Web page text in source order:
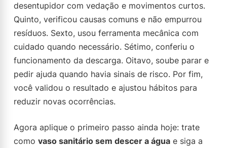
desentupidor com vedação e movimentos curtos.
Quinto, verificou causas comuns e não empurrou
resíduos. Sexto, usou ferramenta mecânica com
cuidado quando necessário. Sétimo, conferiu o
funcionamento da descarga. Oitavo, soube parar e
pedir ajuda quando havia sinais de risco. Por fim,
você validou o resultado e ajustou hábitos para
reduzir novas ocorrências.
Agora aplique o primeiro passo ainda hoje: trate
como vaso sanitário sem descer a água e siga a